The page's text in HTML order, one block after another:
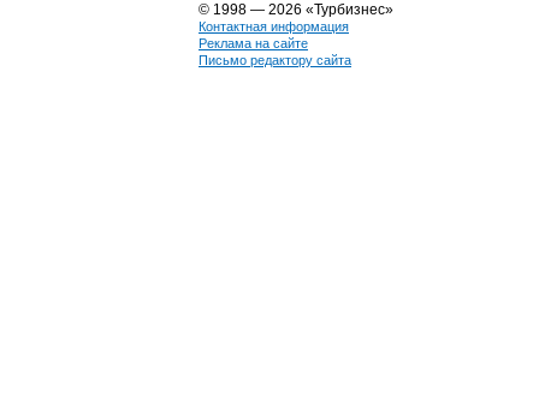
© 1998 — 2026 «Турбизнес»
Контактная информация
Реклама на сайте
Письмо редактору сайта